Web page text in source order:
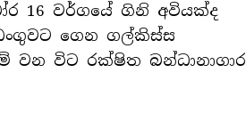
16 වර්ගයේ ගිනි අවියක්ද
ගෙන ගල්කිස්ස
වන විට රක්ෂිත බන්ධානාගාර